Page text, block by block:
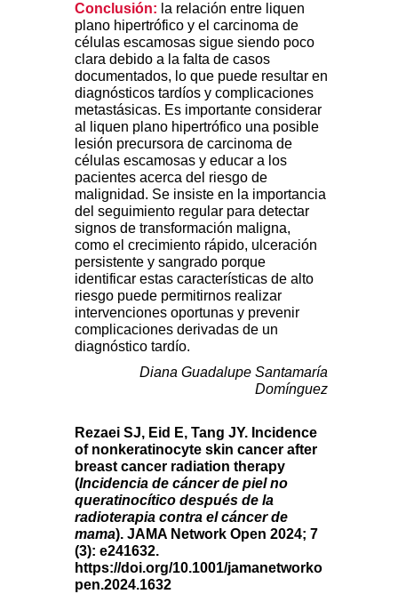
Conclusión: la relación entre liquen
plano hipertrófico y el carcinoma de
células escamosas sigue siendo poco
clara debido a la falta de casos
documentados, lo que puede resultar en
diagnósticos tardíos y complicaciones
metastásicas. Es importante considerar
al liquen plano hipertrófico una posible
lesión precursora de carcinoma de
células escamosas y educar a los
pacientes acerca del riesgo de
malignidad. Se insiste en la importancia
del seguimiento regular para detectar
signos de transformación maligna,
como el crecimiento rápido, ulceración
persistente y sangrado porque
identificar estas características de alto
riesgo puede permitirnos realizar
intervenciones oportunas y prevenir
complicaciones derivadas de un
diagnóstico tardío.
Diana Guadalupe Santamaría
Domínguez
Rezaei SJ, Eid E, Tang JY. Incidence
of nonkeratinocyte skin cancer after
breast cancer radiation therapy
(Incidencia de cáncer de piel no
queratinocítico después de la
radioterapia contra el cáncer de
mama). JAMA Network Open 2024; 7
(3): e241632.
https://doi.org/10.1001/jamanetworko
pen.2024.1632